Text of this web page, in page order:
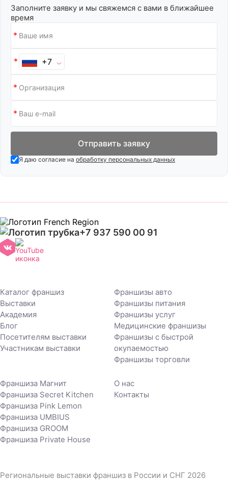
К
Канцелярские товары
Квесты
Квизы
Кожаные изделия
Компьютерные клубы
Кофейня
самообслуживания
Ломбарды
Магазины крепежа
Маникюр
Медицинские
Медицинский центр
Ментальная
арифметика
Микрозаймы, кредиты
Мобильные приложения
Модельное агентство
Мясо
волос
Заполните заявку и мы свяжемся с вами в ближайшее
время
+7
Отправить заявку
Я даю согласие на обработку персональных данных
+7 937 590 00 91
Каталог франшиз
Выставки
Академия
Блог
Посетителям выставки
Участникам выставки
Франшизы авто
Франшизы питания
Франшизы услуг
Медицинские франшизы
Франшизы с быстрой
окупаемостью
Франшизы торговли
Франшиза Магнит
Франшиза Secret Kitchen
Франшиза Pink Lemon
Франшиза UMBIUS
Франшиза GROOM
Франшиза Private House
О нас
Контакты
Региональные выставки франшиз в России и СНГ 2026